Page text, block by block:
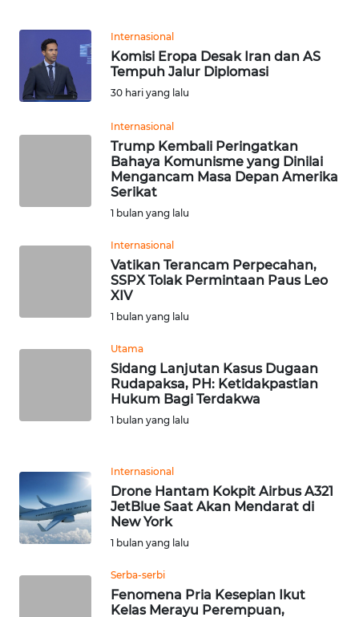
Internasional
Komisi Eropa Desak Iran dan AS
Tempuh Jalur Diplomasi
30 hari yang lalu
Internasional
Trump Kembali Peringatkan
Bahaya Komunisme yang Dinilai
Mengancam Masa Depan Amerika
Serikat
1 bulan yang lalu
Internasional
Vatikan Terancam Perpecahan,
SSPX Tolak Permintaan Paus Leo
XIV
1 bulan yang lalu
Utama
Sidang Lanjutan Kasus Dugaan
Rudapaksa, PH: Ketidakpastian
Hukum Bagi Terdakwa
1 bulan yang lalu
Internasional
Drone Hantam Kokpit Airbus A321
JetBlue Saat Akan Mendarat di
New York
1 bulan yang lalu
Serba-serbi
Fenomena Pria Kesepian Ikut
Kelas Merayu Perempuan,
News
Regional
WN
WN
NTT
WN
PAPUA
BARAT